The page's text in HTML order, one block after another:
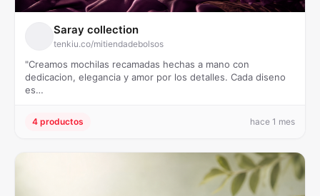
Saray collection
tenkiu.co/mitiendadebolsos
"Creamos mochilas recamadas hechas a mano con
dedicacion, elegancia y amor por los detalles. Cada diseno
es…
4 productos hace 1 mes